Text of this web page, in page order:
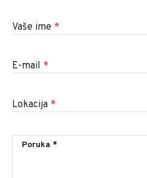
Vaše ime *
E-mail *
Lokacija *